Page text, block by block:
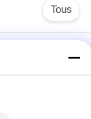
Tous